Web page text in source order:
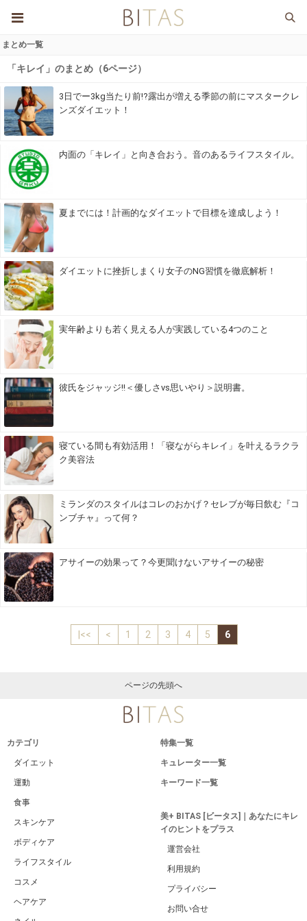
まとめ一覧
「キレイ」のまとめ（6ページ）
3日でー3kg当たり前!?露出が増える季節の前にマスタークレ
ンズダイエット！
内面の「キレイ」と向き合おう。音のあるライフスタイル。
夏までには！計画的なダイエットで目標を達成しよう！
ダイエットに挫折しまくり女子のNG習慣を徹底解析！
実年齢よりも若く見える人が実践している4つのこと
彼氏をジャッジ!!＜優しさvs思いやり＞説明書。
寝ている間も有効活用！「寝ながらキレイ」を叶えるラクラ
ク美容法
ミランダのスタイルはコレのおかげ？セレブが毎日飲む『コ
ンブチャ』って何？
アサイーの効果って？今更聞けないアサイーの秘密
|<< < 1 2 3 4 5 6
ページの先頭へ
カテゴリ
ダイエット
運動
食事
スキンケア
ボディケア
ライフスタイル
コスメ
ヘアケア
特集一覧
キュレーター一覧
キーワード一覧
美+ BITAS [ビータス]｜あなたにキレ
イのヒントをプラス
運営会社
利用規約
プライバシー
お問い合せ